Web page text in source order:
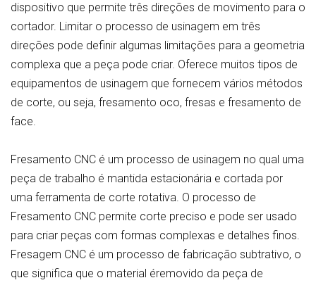
dispositivo que permite três direções de movimento para o
cortador. Limitar o processo de usinagem em três
direções pode definir algumas limitações para a geometria
complexa que a peça pode criar. Oferece muitos tipos de
equipamentos de usinagem que fornecem vários métodos
de corte, ou seja, fresamento oco, fresas e fresamento de
face.
Fresamento CNC é um processo de usinagem no qual uma
peça de trabalho é mantida estacionária e cortada por
uma ferramenta de corte rotativa. O processo de
Fresamento CNC permite corte preciso e pode ser usado
para criar peças com formas complexas e detalhes finos.
Fresagem CNC é um processo de fabricação subtrativo, o
que significa que o material éremovido da peça de